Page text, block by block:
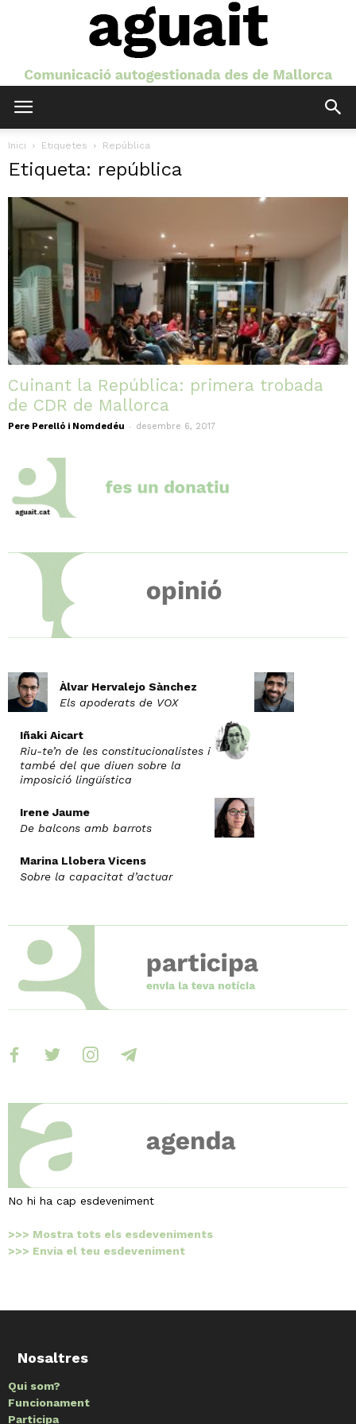
Inici Etiquetes República
Etiqueta: república
Cuinant la República: primera trobada
de CDR de Mallorca
Pere Perelló i Nomdedéu - desembre 6, 2017
Àlvar Hervalejo Sànchez
Els apoderats de VOX
Iñaki Aicart
Riu-te’n de les constitucionalistes i
també del que diuen sobre la
imposició lingüística
Irene Jaume
De balcons amb barrots
Marina Llobera Vicens
Sobre la capacitat d’actuar
facebooktwitter instagramtelegram
No hi ha cap esdeveniment
>>> Mostra tots els esdeveniments
>>> Envia el teu esdeveniment
Nosaltres
Qui som?
Funcionament
Participa